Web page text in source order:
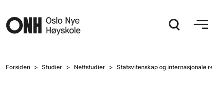
Forsiden Studier Nettstudier Statsvitenskap og internasjonale